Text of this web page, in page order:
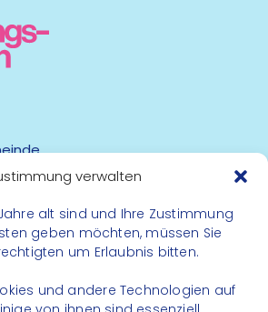
verwalten
alt sind und Ihre Zustimmung
geben möchten, müssen Sie
um Erlaubnis bitten.
und andere Technologien auf